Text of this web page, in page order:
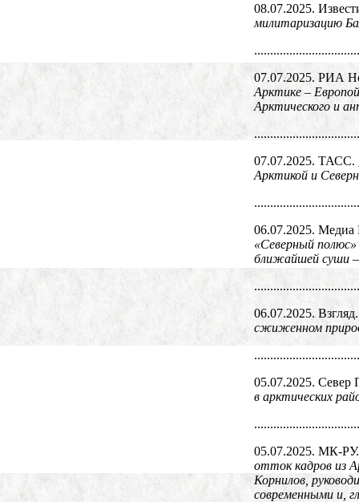
08.07.2025.
милитаризацию
07.07.2025. РИА
Арктике –
Арктического и
07.07.2025. ТАСС.
Арктикой и
06.07.2025.
«Северный
ближайшей суши
06.07.2025.
сжиженном
05.07.2025. Север
в арктических
05.07.2025. МК-
отток кадров из
Корнилов,
современными и,